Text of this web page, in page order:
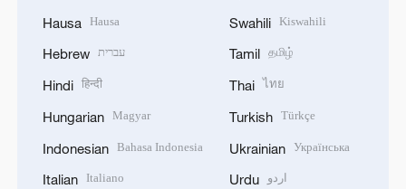
Hausa Hausa
Hebrew עברית
Hindi हिन्दी
Hungarian Magyar
Indonesian Bahasa Indonesia
Italian Italiano
Swahili Kiswahili
Tamil தமிழ்
Thai ไทย
Turkish Türkçe
Ukrainian Українська
Urdu اردو